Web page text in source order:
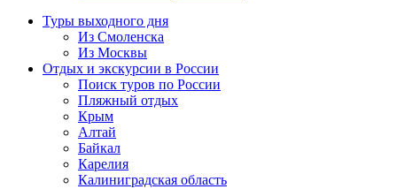
Туры выходного дня
Из Смоленска
Из Москвы
Отдых и экскурсии в России
Поиск туров по России
Пляжный отдых
Крым
Алтай
Байкал
Карелия
Калиниградская область